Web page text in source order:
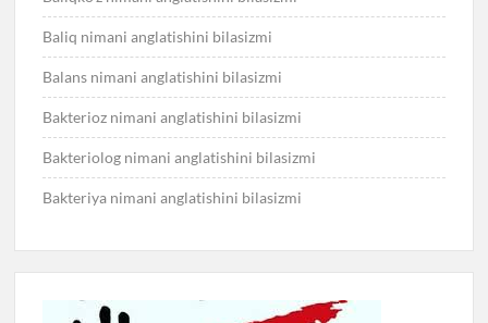
Baliq nimani anglatishini bilasizmi
Balans nimani anglatishini bilasizmi
Bakterioz nimani anglatishini bilasizmi
Bakteriolog nimani anglatishini bilasizmi
Bakteriya nimani anglatishini bilasizmi